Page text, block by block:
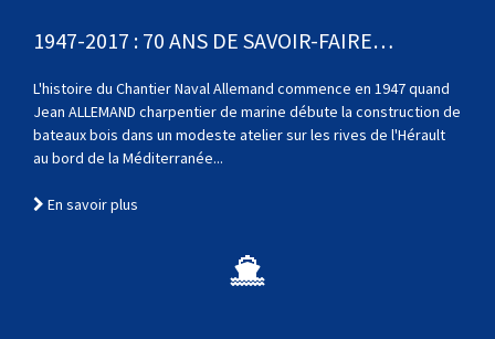
1947-2017 : 70 ANS DE SAVOIR-FAIRE…
L'histoire du Chantier Naval Allemand commence en 1947 quand
Jean ALLEMAND charpentier de marine débute la construction de
bateaux bois dans un modeste atelier sur les rives de l'Hérault
au bord de la Méditerranée...
En savoir plus